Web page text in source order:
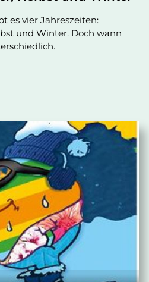
es vier Jahreszeiten:
und Winter. Doch wann